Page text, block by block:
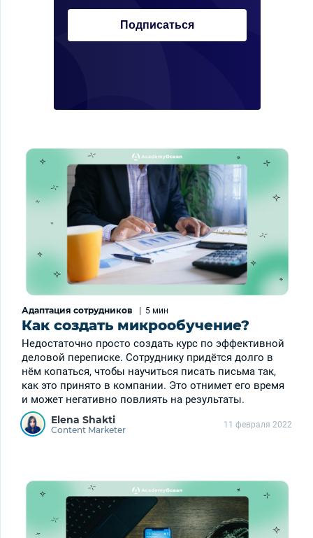
Подписаться
Адаптация сотрудников 5 мин
Как создать микрообучение?
Недостаточно просто создать курс по эффективной
деловой переписке. Сотруднику придётся долго в
нём копаться, чтобы научиться писать письма так,
как это принято в компании. Это отнимет его время
и может негативно повлиять на результаты.
Elena Shakti
Content Marketer 11 февраля 2022